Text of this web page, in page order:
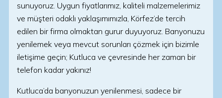
sunuyoruz. Uygun fiyatlarımız, kaliteli malzemelerimiz
ve müşteri odaklı yaklaşımımızla, Körfez’de tercih
edilen bir firma olmaktan gurur duyuyoruz. Banyonuzu
yenilemek veya mevcut sorunları çözmek için bizimle
iletişime geçin; Kutluca ve çevresinde her zaman bir
telefon kadar yakınız!
Kutluca’da banyonuzun yenilenmesi, sadece bir